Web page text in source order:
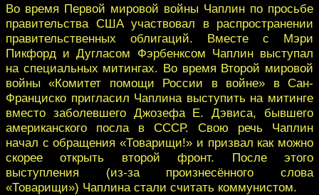
Во время Первой мировой войны Чаплин по просьбе
правительства США участвовал в распространении
правительственных облигаций. Вместе с Мэри
Пикфорд и Дугласом Фэрбенксом Чаплин выступал
на специальных митингах. Во время Второй мировой
войны «Комитет помощи России в войне» в Сан-
Франциско пригласил Чаплина выступить на митинге
вместо заболевшего Джозефа Е. Дэвиса, бывшего
американского посла в СССР. Свою речь Чаплин
начал с обращения «Товарищи!» и призвал как можно
скорее открыть второй фронт. После этого
выступления (из-за произнесённого слова
«Товарищи») Чаплина стали считать коммунистом.